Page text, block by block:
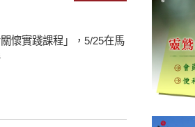
懷實踐課程」，5/25在馬